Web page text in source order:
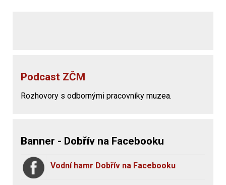
Podcast ZČM
Rozhovory s odbornými pracovníky muzea.
Banner - Dobřív na Facebooku
Vodní hamr Dobřív na Facebooku